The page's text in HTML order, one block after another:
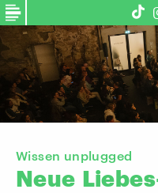
Wissen unplugged
Neue